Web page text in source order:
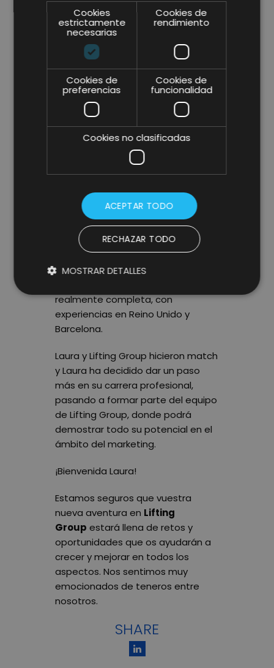
Communications
. En 2016 da un
paso más en currículo académico
realizando un
Marketing & Inbound Marketing
Además, Laura cuenta con
certificaciones de Google, Google
Adwords y Google Display.
polifacética, por lo que empezó su
carrera profesional como
diseñadora gráfica para más tarde
para una conocida marca de ropa.
A partir de ese momento, Laura
trabajó en distintos cargos
relacionados con las distintas
disciplinas del marketing y la
comunicación corporativa,
realmente completa, con
experiencias en Reino Unido y
Barcelona.
Laura y Lifting Group hicieron match
y Laura ha decidido dar un paso
más en su carrera profesional,
pasando a formar parte del equipo
de Lifting Group, donde podrá
demostrar todo su potencial en el
ámbito del marketing.
¡Bienvenida Laura!
Estamos seguros que vuestra
nueva aventura en Lifting
Group estará llena de retos y
oportunidades que os ayudarán a
crecer y mejorar en todos los
aspectos. Nos sentimos muy
emocionados de teneros entre
nosotros.
SHARE
Cookies
estrictamente
necesarias
Cookies de
rendimiento
Cookies de
preferencias
Cookies de
funcionalidad
Cookies no clasificadas
ACEPTAR TODO
RECHAZAR TODO
MOSTRAR DETALLES